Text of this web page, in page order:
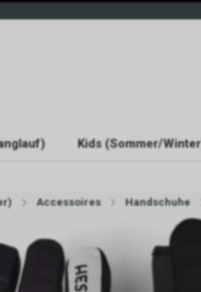
Kids (Sommer/
Accessoires Handschuhe